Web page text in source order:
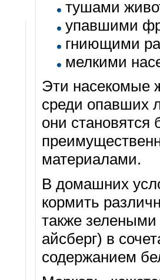
тушами
упавшими
гниющими
мелкими
Эти насекомые
среди опавших
они
материалами.
В домашних
кормить
также
айсберг) в
содержанием